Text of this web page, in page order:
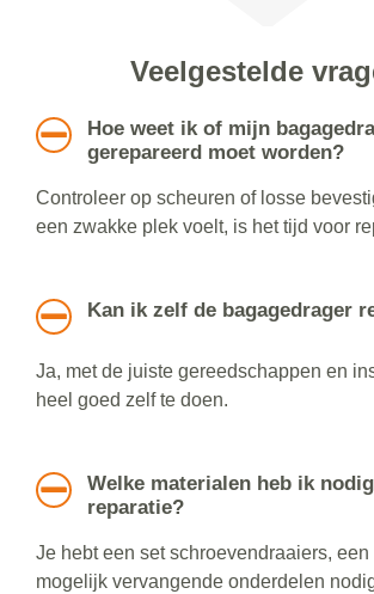
Veelgestelde
Hoe weet ik of mijn
gerepareerd moet worden?
Controleer op scheuren of losse
een zwakke plek voelt, is het tijd voor
Kan ik zelf de bagagedrager
Ja, met de juiste gereedschappen en
heel goed zelf te doen.
Welke materialen heb ik
reparatie?
Je hebt een set schroevendraaiers,
mogelijk vervangende onderdelen